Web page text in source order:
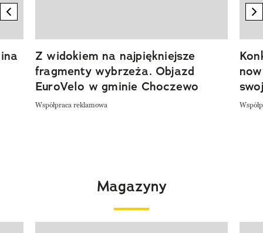
previous element
Z widokiem na najpiękniejsze
fragmenty wybrzeża. Objazd
EuroVelo w gminie Choczewo
Współpraca reklamowa
Magazyny